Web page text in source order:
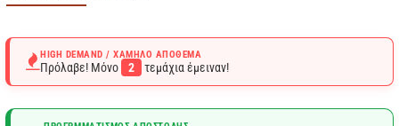
HIGH DEMAND / ΧΑΜΗΛΌ ΑΠΌΘΕΜΑ
Πρόλαβε! Μόνο 2 τεμάχια έμειναν!